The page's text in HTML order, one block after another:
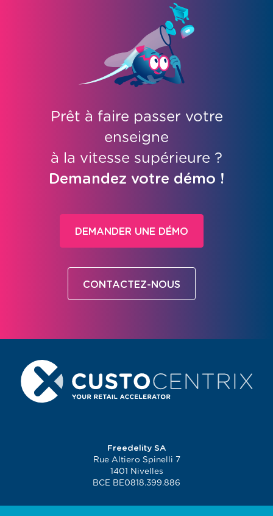
Prêt à faire passer votre
enseigne
à la vitesse supérieure ?
Demandez votre démo !
DEMANDER UNE DÉMO
CONTACTEZ-NOUS
Freedelity SA
Rue Altiero Spinelli 7
1401 Nivelles
BCE BE0818.399.886